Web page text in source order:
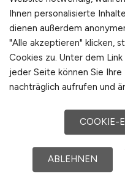
Für
Stellenanzeigen
Mediadaten &
Arbeitgeber Seite
Arbeitgeber Kontakt
Ihnen personalisierte
dienen außerdem
"Alle akzeptieren" klicken,
Cookies zu. Unter dem
jeder Seite können Sie
nachträglich aufrufen und
COOKIE-
ABLEHNEN